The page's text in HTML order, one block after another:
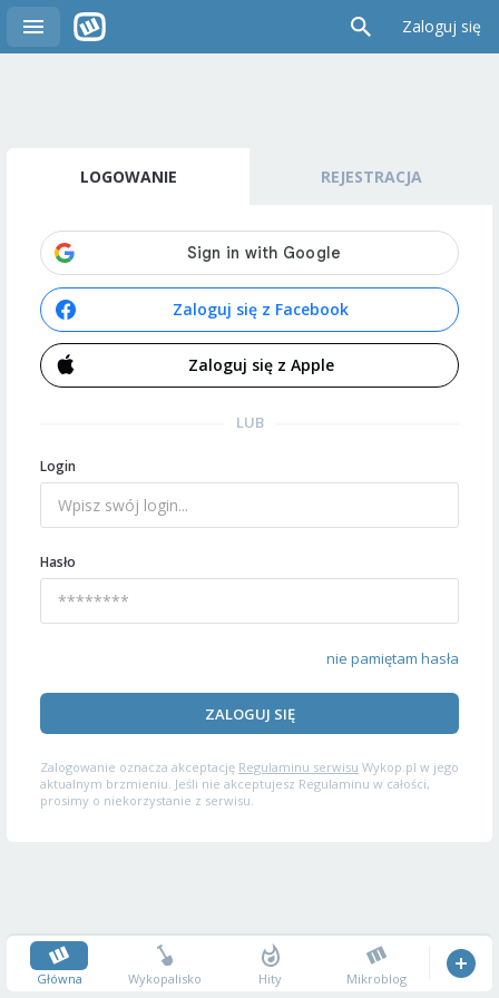
Zaloguj się
LOGOWANIE REJESTRACJA
Zaloguj się z Facebook
Zaloguj się z Apple
LUB
Login
Hasło
nie pamiętam hasła
ZALOGUJ SIĘ
Zalogowanie oznacza akceptację Regulaminu serwisu Wykop.pl w jego
aktualnym brzmieniu. Jeśli nie akceptujesz Regulaminu w całości,
prosimy o niekorzystanie z serwisu.
Główna Wykopalisko Hity Mikroblog